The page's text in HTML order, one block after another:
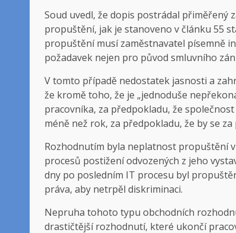
Soud uvedl, že dopis postrádal přiměřený
propuštění, jak je stanoveno v článku 55
propuštění musí zaměstnavatel písemně
požadavek nejen pro původ smluvního
V tomto případě nedostatek jasnosti a
že kromě toho, že je „jednoduše
pracovníka, za předpokladu, že
méně než rok, za předpokladu, že by se
Rozhodnutím byla neplatnost propuštění
procesů postižení odvozených z jeho
dny po posledním IT procesu byl
práva, aby netrpěl diskriminaci.
Nepruha tohoto typu obchodních
drastičtější rozhodnutí, které ukončí